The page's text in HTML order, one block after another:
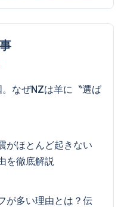
なぜNZは羊に〝選ば
がほとんど起きない
を徹底解説
が多い理由とは？伝